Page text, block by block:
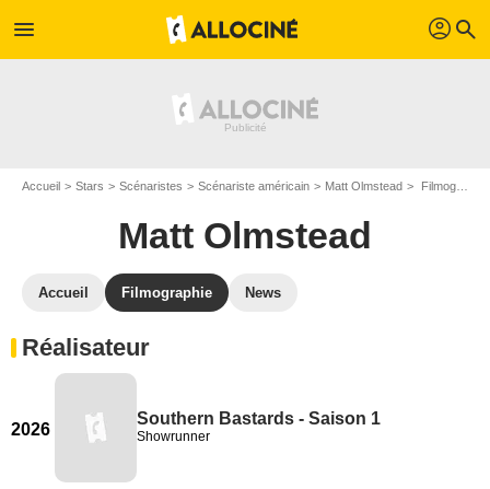
menu profil search
Accueil Stars Scénaristes Scénariste américain Matt Olmstead Filmographie Matt Olmstead
Matt Olmstead
Accueil Filmographie News
Réalisateur
2026
Southern Bastards - Saison 1
Showrunner